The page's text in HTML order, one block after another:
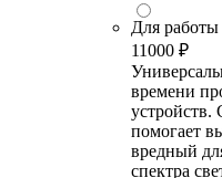
Для
11000 ₽
времени
устройств.
помогает
вредный
спектра